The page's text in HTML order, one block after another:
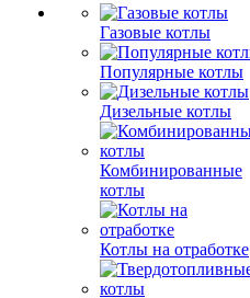
Газовые котлы
Популярные котлы
Дизельные котлы
Комбинированные
котлы
Котлы на отработке